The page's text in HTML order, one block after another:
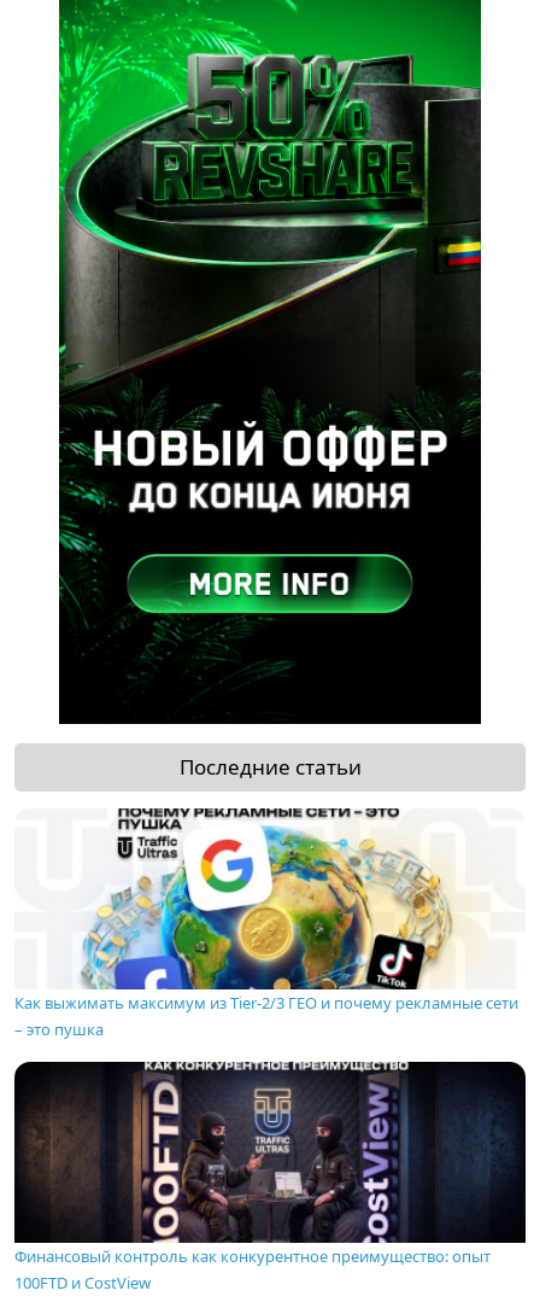
Последние статьи
Как выжимать максимум из Tier-2/3 ГЕО и почему рекламные сети
– это пушка
Финансовый контроль как конкурентное преимущество: опыт
100FTD и CostView